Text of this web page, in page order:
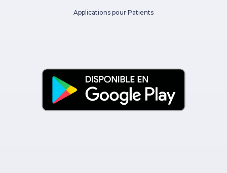
Applications pour Patients